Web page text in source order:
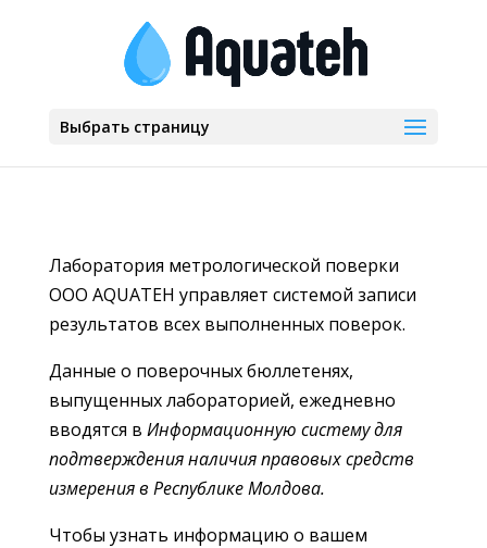
Выбрать страницу
Лаборатория метрологической поверки
OOO AQUATEH управляет системой записи
результатов всех выполненных поверок.
Данные о поверочных бюллетенях,
выпущенных лабораторией, ежедневно
вводятся в Информационную систему для
подтверждения наличия правовых средств
измерения в Республике Молдова.
Чтобы узнать информацию о вашем